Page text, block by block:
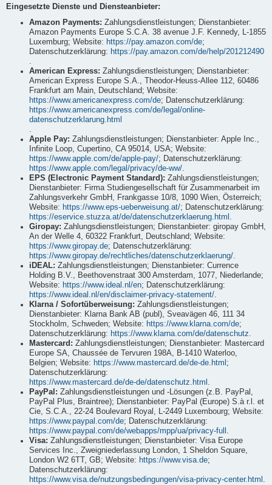
Eingesetzte Dienste und Diensteanbieter:
Amazon Payments: Zahlungsdienstleistungen; Dienstanbieter:
Amazon Payments Europe S.C.A. 38 avenue J.F. Kennedy, L-1855
Luxemburg; Website: https://pay.amazon.com/de;
Datenschutzerklärung: https://pay.amazon.com/de/help/201212490
.
American Express: Zahlungsdienstleistungen; Dienstanbieter:
American Express Europe S.A., Theodor-Heuss-Allee 112, 60486
Frankfurt am Main, Deutschland; Website:
https://www.americanexpress.com/de; Datenschutzerklärung:
https://www.americanexpress.com/de/legal/online-
datenschutzerklarung.html
.
Apple Pay: Zahlungsdienstleistungen; Dienstanbieter: Apple Inc.,
Infinite Loop, Cupertino, CA 95014, USA; Website:
https://www.apple.com/de/apple-pay/; Datenschutzerklärung:
https://www.apple.com/legal/privacy/de-ww/.
EPS (Electronic Payment Standard): Zahlungsdienstleistungen;
Dienstanbieter: Firma Studiengesellschaft für Zusammenarbeit im
Zahlungsverkehr GmbH, Frankgasse 10/8, 1090 Wien, Österreich;
Website: https://www.eps-ueberweisung.at/; Datenschutzerklärung:
https://eservice.stuzza.at/de/datenschutzerklaerung.html .
Giropay: Zahlungsdienstleistungen; Dienstanbieter: giropay GmbH,
An der Welle 4, 60322 Frankfurt, Deutschland; Website:
https://www.giropay.de; Datenschutzerklärung:
https://www.giropay.de/rechtliches/datenschutzerklaerung/.
iDEAL: Zahlungsdienstleistungen; Dienstanbieter: Currence
Holding B.V., Beethovenstraat 300 Amsterdam, 1077, Niederlande;
Website: https://www.ideal.nl/en; Datenschutzerklärung:
https://www.ideal.nl/en/disclaimer-privacy-statement/.
Klarna / Sofortüberweisung: Zahlungsdienstleistungen;
Dienstanbieter: Klarna Bank AB (publ), Sveavägen 46, 111 34
Stockholm, Schweden; Website: https://www.klarna.com/de;
Datenschutzerklärung: https://www.klarna.com/de/datenschutz.
Mastercard: Zahlungsdienstleistungen; Dienstanbieter: Mastercard
Europe SA, Chaussée de Tervuren 198A, B-1410 Waterloo,
Belgien; Website: https://www.mastercard.de/de-de.html ;
Datenschutzerklärung:
https://www.mastercard.de/de-de/datenschutz.html .
PayPal: Zahlungsdienstleistungen und -Lösungen (z.B. PayPal,
PayPal Plus, Braintree); Dienstanbieter: PayPal (Europe) S.à r.l. et
Cie, S.C.A., 22-24 Boulevard Royal, L-2449 Luxembourg; Website:
https://www.paypal.com/de; Datenschutzerklärung:
https://www.paypal.com/de/webapps/mpp/ua/privacy-full .
Visa: Zahlungsdienstleistungen; Dienstanbieter: Visa Europe
Services Inc., Zweigniederlassung London, 1 Sheldon Square,
London W2 6TT, GB; Website: https://www.visa.de;
Datenschutzerklärung:
https://www.visa.de/nutzungsbedingungen/visa-privacy-center.html .